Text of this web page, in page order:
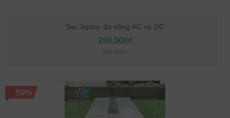
Sạc laptop đa năng AC và DC
250.000₫
-59%